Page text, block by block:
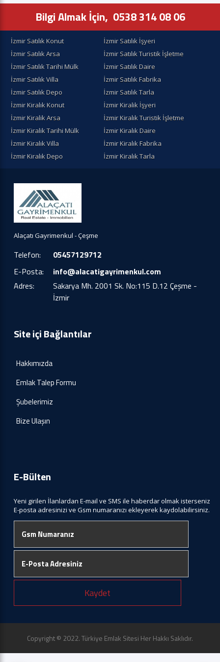
Bilgi Almak İçin, 0538 314 08 06
İzmir Satılık Konut
İzmir Satılık İşyeri
İzmir Satılık Arsa
İzmir Satılık Turistik İşletme
İzmir Satılık Tarihi Mülk
İzmir Satılık Daire
İzmir Satılık Villa
İzmir Satılık Fabrika
İzmir Satılık Depo
İzmir Satılık Tarla
İzmir Kiralık Konut
İzmir Kiralik İşyeri
İzmir Kiralik Arsa
İzmir Kiralık Turistik İşletme
İzmir Kiralik Tarihi Mülk
İzmir Kiralık Daire
İzmir Kiralık Villa
İzmir Kiralık Fabrika
İzmir Kiralık Depo
İzmir Kiralık Tarla
Alaçatı Gayrimenkul - Çeşme
Telefon:
05457129712
E-Posta:
info@alacatigayrimenkul.com
Adres:
Sakarya Mh. 2001 Sk. No:115 D.12 Çeşme -
İzmir
Site içi Bağlantılar
Hakkımızda
Emlak Talep Formu
Şubelerimiz
Bize Ulaşın
E-Bülten
Yeni girilen İlanlardan E-mail ve SMS ile haberdar olmak isterseniz
E-posta adresinizi ve Gsm numaranızı ekleyerek kaydolabilirsiniz.
Kaydet
Copyright © 2022. Türkiye Emlak Sitesi Her Hakkı Saklıdır.